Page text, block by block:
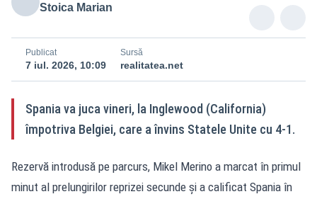
Stoica Marian
Publicat
7 iul. 2026, 10:09
Sursă
realitatea.net
Spania va juca vineri, la Inglewood (California)
împotriva Belgiei, care a învins Statele Unite cu 4-1.
Rezervă introdusă pe parcurs, Mikel Merino a marcat în primul
minut al prelungirilor reprizei secunde și a calificat Spania în